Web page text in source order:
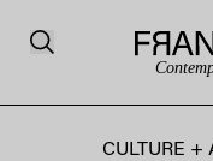
CULTURE +